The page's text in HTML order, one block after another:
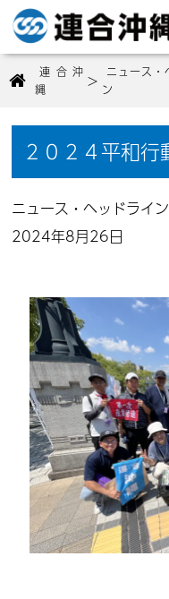
連合沖
縄
>
ニュース・
ン
２０２４平和
ニュース・ヘッドライン
2024年8月26日